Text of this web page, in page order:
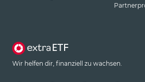
Wir helfen dir, finanziell zu wachsen.